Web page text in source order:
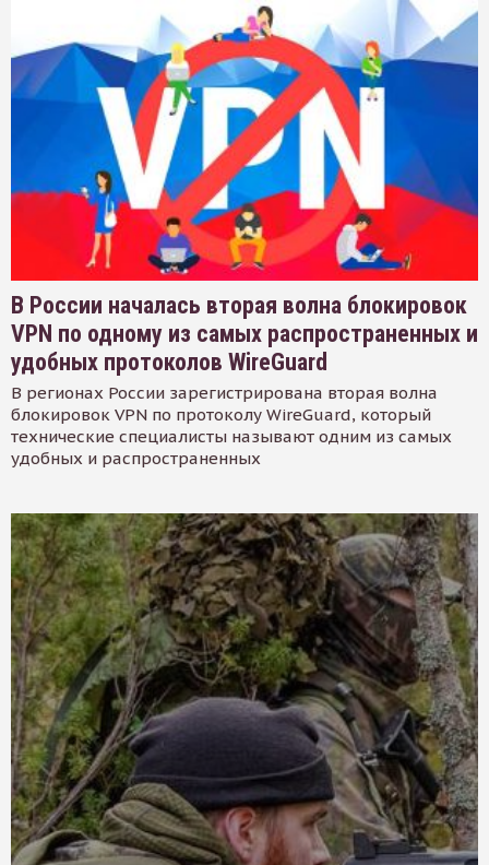
В России началась вторая волна блокировок
VPN по одному из самых распространенных и
удобных протоколов WireGuard
В регионах России зарегистрирована вторая волна
блокировок VPN по протоколу WireGuard, который
технические специалисты называют одним из самых
удобных и распространенных